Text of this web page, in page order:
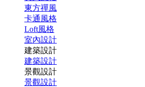
東方禪風
卡通風格
Loft風格
室內設計
建築設計
建築設計
景觀設計
景觀設計